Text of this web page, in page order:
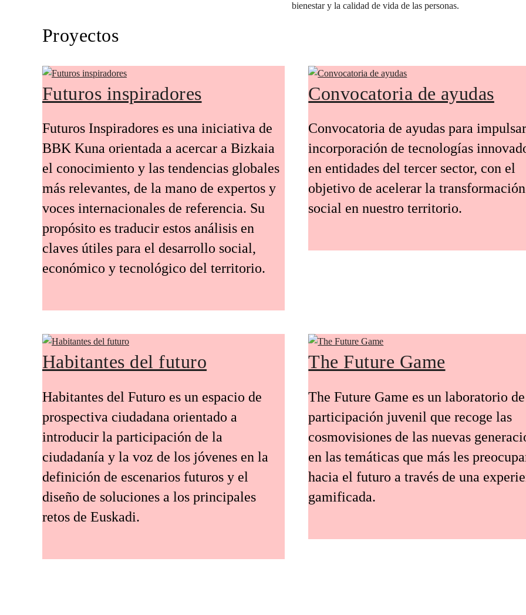
bienestar y la calidad de vida de las personas.
Proyectos
Futuros inspiradores
Futuros Inspiradores es una iniciativa de
BBK Kuna orientada a acercar a Bizkaia
el conocimiento y las tendencias globales
más relevantes, de la mano de expertos y
voces internacionales de referencia. Su
propósito es traducir estos análisis en
claves útiles para el desarrollo social,
económico y tecnológico del territorio.
Convocatoria de ayudas
Convocatoria de ayudas para
incorporación de tecnologías
en entidades del tercer sector, con el
objetivo de acelerar la transformación
social en nuestro territorio.
Habitantes del futuro
Habitantes del Futuro es un espacio de
prospectiva ciudadana orientado a
introducir la participación de la
ciudadanía y la voz de los jóvenes en la
definición de escenarios futuros y el
diseño de soluciones a los principales
retos de Euskadi.
The Future Game
The Future Game es un laboratorio de
participación juvenil que recoge las
cosmovisiones de las nuevas
en las temáticas que más les
hacia el futuro a través de una
gamificada.